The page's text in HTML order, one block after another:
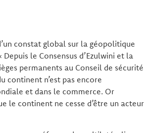
constat global sur la géopolitique
le Consensus d’Ezulwini et la
permanents au Conseil de sécurité
continent n’est pas encore
et dans le commerce. Or
le continent ne cesse d’être un acteur